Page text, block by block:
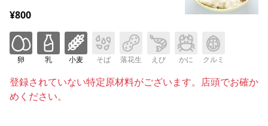
¥800
卵 乳 小麦 そば 落花生 えび かに クルミ
登録されていない特定原材料がございます。店頭でお確か
めください。